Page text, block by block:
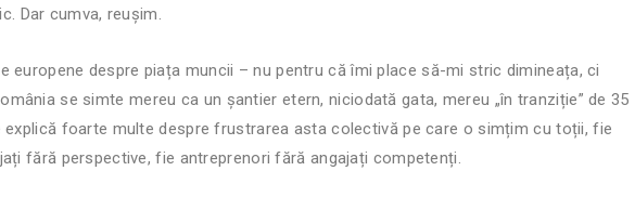
Dar cumva, reușim.
despre piața muncii – nu pentru că îmi place să-mi stric dimineața, ci
se simte mereu ca un șantier etern, niciodată gata, mereu „în tranziție” de 35
foarte multe despre frustrarea asta colectivă pe care o simțim cu toții, fie
fără perspective, fie antreprenori fără angajați competenți.